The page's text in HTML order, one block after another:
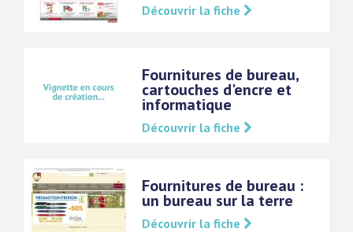
Découvrir la fiche
Fournitures de bureau,
cartouches d'encre et
informatique
Découvrir la fiche
Fournitures de bureau :
un bureau sur la terre
Découvrir la fiche